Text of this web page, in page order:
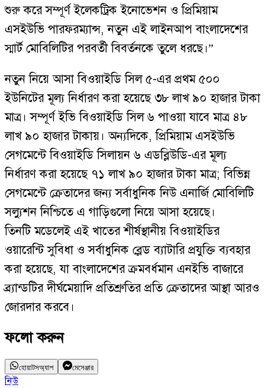
শুরু করে সম্পূর্ণ ইলেকট্রিক ইনোভেশন ও প্রিমিয়াম
এসইউভি পারফরম্যান্স, নতুন এই লাইনআপ বাংলাদেশের
স্মার্ট মোবিলিটির পরবর্তী বিবর্তনকে তুলে ধরছে।”
নতুন নিয়ে আসা বিওয়াইডি সিল ৫-এর প্রথম ৫০০
ইউনিটের মূল্য নির্ধারণ করা হয়েছে ৩৮ লাখ ৯০ হাজার টাকা
মাত্র। সম্পূর্ণ ইভি বিওয়াইডি সিল ৬ পাওয়া যাবে মাত্র ৪৮
লাখ ৯০ হাজার টাকায়। অন্যদিকে, প্রিমিয়াম এসইউভি
সেগমেন্টে বিওয়াইডি সিলায়ন ৬ এডব্লিউডি-এর মূল্য
নির্ধারণ করা হয়েছে ৭১ লাখ ৯০ হাজার টাকা মাত্র; বিভিন্ন
সেগমেন্টে ক্রেতাদের জন্য সর্বাধুনিক নিউ এনার্জি মোবিলিটি
সল্যুশন নিশ্চিতে এ গাড়িগুলো নিয়ে আসা হয়েছে।
তিনটি মডেলেই এই খাতের শীর্ষস্থানীয় বিওয়াইডির
ওয়ারেন্টি সুবিধা ও সর্বাধুনিক ব্লেড ব্যাটারি প্রযুক্তি ব্যবহার
করা হয়েছে, যা বাংলাদেশের ক্রমবর্ধমান এনইভি বাজারে
ব্র্যান্ডটির দীর্ঘমেয়াদি প্রতিশ্রুতির প্রতি ক্রেতাদের আস্থা আরও
জোরদার করবে।
ফলো করুন
হোয়াটসঅ্যাপ মেসেঞ্জার
নিউ